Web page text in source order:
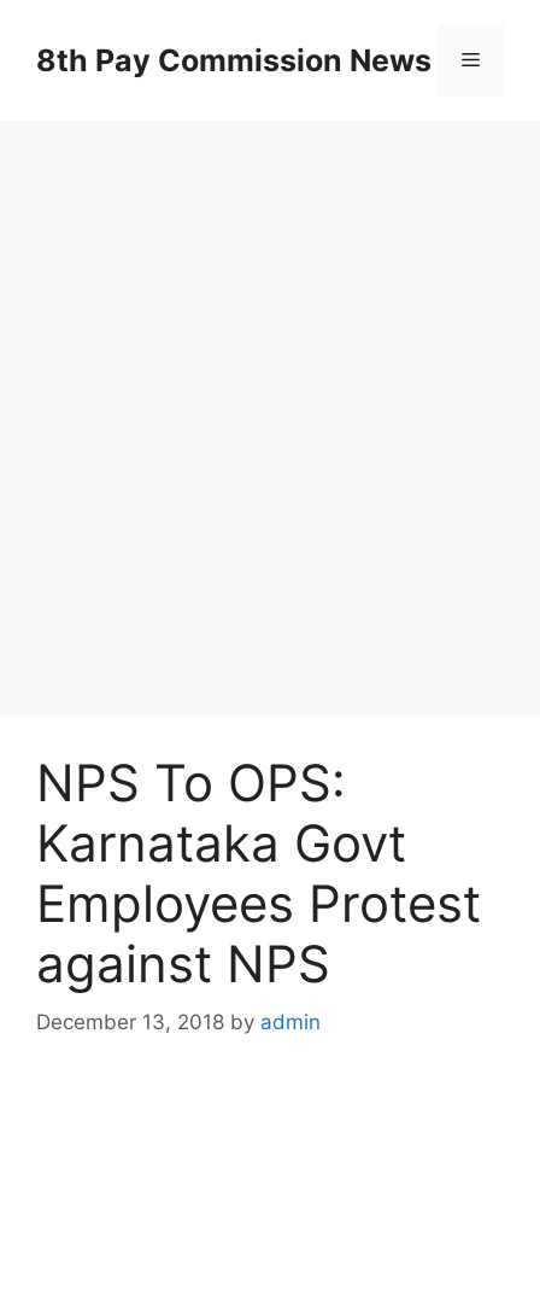
content8th Pay Commission News Menu
NPS To OPS:
Karnataka Govt
Employees Protest
against NPS
December 13, 2018 by admin